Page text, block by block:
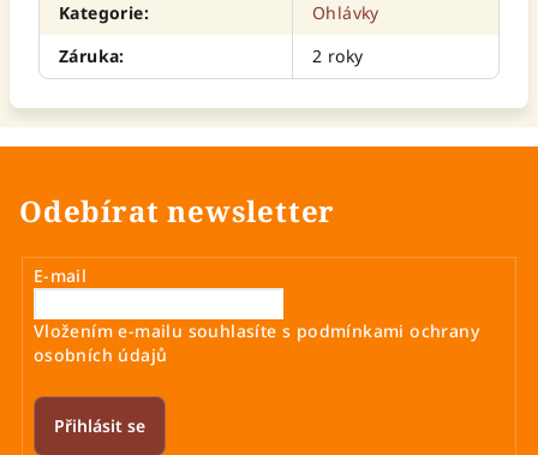
Kategorie:
Ohlávky
Záruka: 2 roky
Odebírat newsletter
E-mail
Vložením e-mailu souhlasíte s podmínkami ochrany
osobních údajů
Přihlásit se